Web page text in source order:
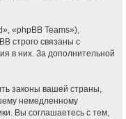
«phpBB Teams»),
строго связаны с
в них. За дополнительной
законы вашей страны,
немедленному
Вы соглашаетесь с тем,